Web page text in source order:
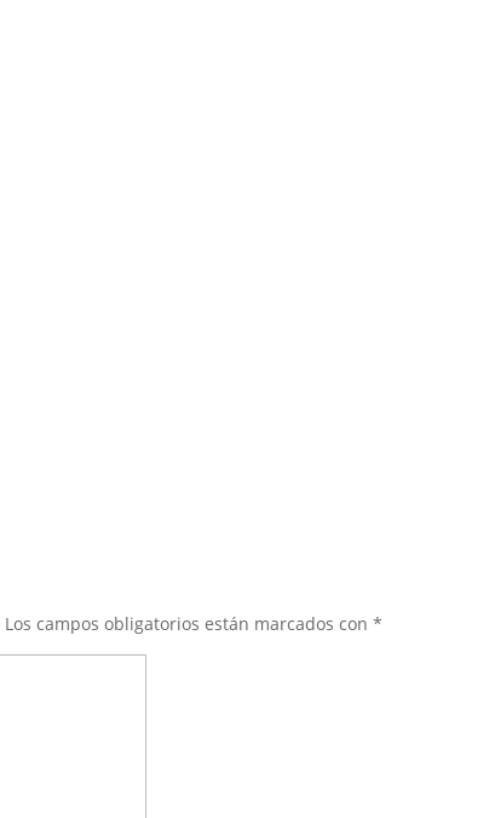
Los campos obligatorios están marcados con*